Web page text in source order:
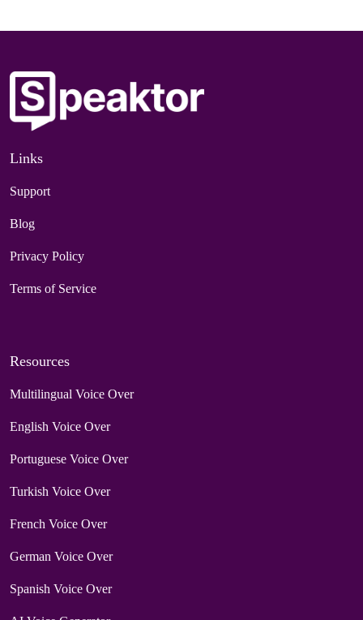
Links
Support
Blog
Privacy Policy
Terms of Service
Resources
Multilingual Voice Over
English Voice Over
Portuguese Voice Over
Turkish Voice Over
French Voice Over
German Voice Over
Spanish Voice Over